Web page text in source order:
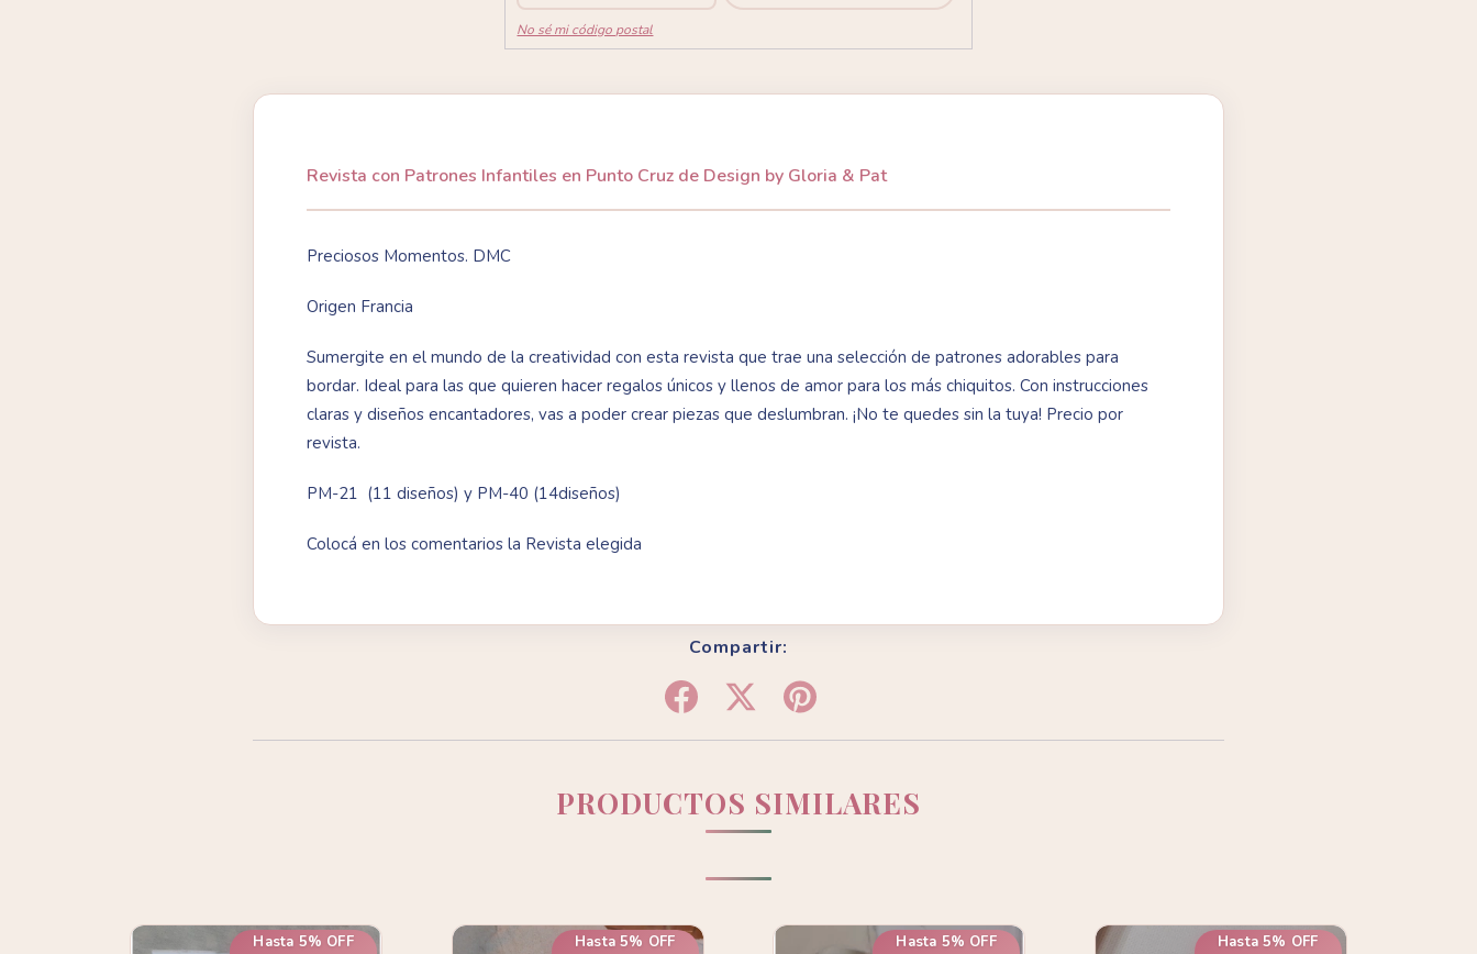
No sé mi código postal
Revista con Patrones Infantiles en Punto Cruz de Design by Gloria & Pat
Preciosos Momentos. DMC
Origen Francia
Sumergite en el mundo de la creatividad con esta revista que trae una selección de patrones adorables para
bordar. Ideal para las que quieren hacer regalos únicos y llenos de amor para los más chiquitos. Con instrucciones
claras y diseños encantadores, vas a poder crear piezas que deslumbran. ¡No te quedes sin la tuya! Precio por
revista.
PM-21 (11 diseños) y PM-40 (14diseños)
Colocá en los comentarios la Revista elegida
Compartir:
PRODUCTOS SIMILARES
Hasta 5% OFF Hasta 5% OFF Hasta 5% OFF Hasta 5% OFF